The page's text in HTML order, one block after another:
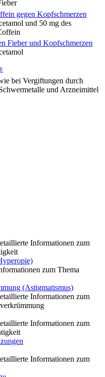
gegen Kopfschmerzen
und 50 mg des
Fieber und Kopfschmerzen
bei Vergiftungen durch
und Arzneimittel
Informationen zum
zum Thema
(Astigmatismus)
Informationen zum
Informationen zum
Informationen zum